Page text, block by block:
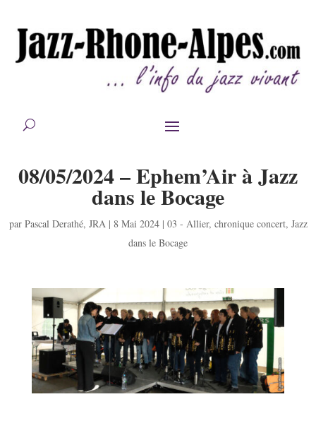
08/05/2024 – Ephem’Air à Jazz
dans le Bocage
par Pascal Derathé, JRA| 8 Mai 2024| 03 - Allier, chronique concert, Jazz
dans le Bocage